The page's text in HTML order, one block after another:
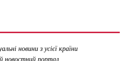
новини з усієї країни
новостний портал